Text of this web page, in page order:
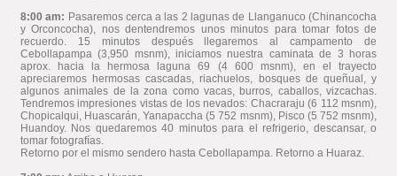
8:00 am: Pasaremos cerca a las 2 lagunas de Llanganuco (Chinancocha
y Orconcocha), nos dentendremos unos minutos para tomar fotos de
recuerdo. 15 minutos después llegaremos al campamento de
Cebollapampa (3,950 msnm), iniciamos nuestra caminata de 3 horas
aprox. hacia la hermosa laguna 69 (4 600 msnm), en el trayecto
apreciaremos hermosas cascadas, riachuelos, bosques de queñual, y
algunos animales de la zona como vacas, burros, caballos, vizcachas.
Tendremos impresiones vistas de los nevados: Chacraraju (6 112 msnm),
Chopicalqui, Huascarán, Yanapaccha (5 752 msnm), Pisco (5 752 msnm),
Huandoy. Nos quedaremos 40 minutos para el refrigerio, descansar, o
tomar fotografías.
Retorno por el mismo sendero hasta Cebollapampa. Retorno a Huaraz.